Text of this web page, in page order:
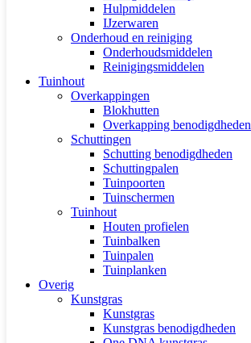
Hulpmiddelen
IJzerwaren
Onderhoud en reiniging
Onderhoudsmiddelen
Reinigingsmiddelen
Tuinhout
Overkappingen
Blokhutten
Overkapping benodigdheden
Schuttingen
Schutting benodigdheden
Schuttingpalen
Tuinpoorten
Tuinschermen
Tuinhout
Houten profielen
Tuinbalken
Tuinpalen
Tuinplanken
Overig
Kunstgras
Kunstgras
Kunstgras benodigdheden